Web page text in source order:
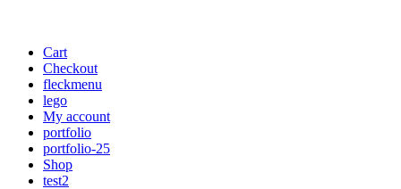
Cart
Checkout
fleckmenu
lego
My account
portfolio
portfolio-25
Shop
test2